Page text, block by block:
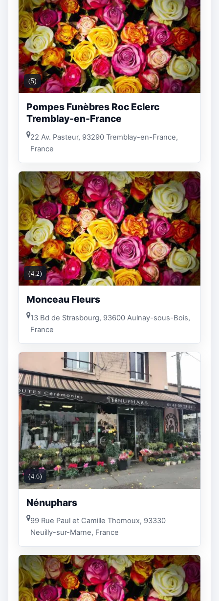
(5)
Pompes Funèbres Roc Eclerc
Tremblay-en-France
22 Av. Pasteur, 93290 Tremblay-en-France,
France
(4.2)
Monceau Fleurs
13 Bd de Strasbourg, 93600 Aulnay-sous-Bois,
France
(4.6)
Nénuphars
99 Rue Paul et Camille Thomoux, 93330
Neuilly-sur-Marne, France